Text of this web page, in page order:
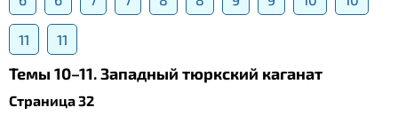
11 11
Темы 10–11. Западный тюркский каганат
Страница 32